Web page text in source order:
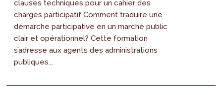
clauses techniques pour un cahier des
charges participatif Comment traduire une
démarche participative en un marché public
clair et opérationnel? Cette formation
s’adresse aux agents des administrations
publiques...